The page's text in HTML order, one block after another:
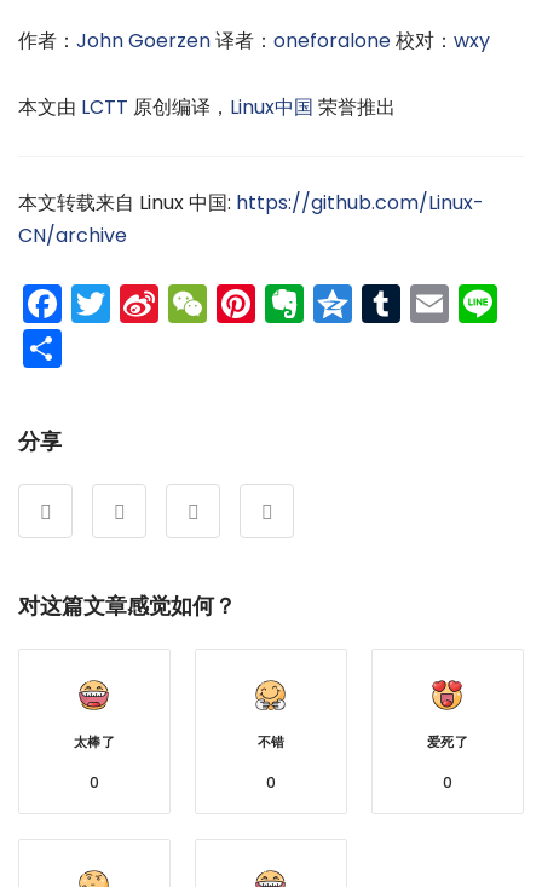
作者： John Goerzen译者： oneforalone校对： wxy
本文由 LCTT 原创编译， Linux中国 荣誉推出
本文转载来自 Linux 中国: https://github.com/Linux-
CN/archive
Facebook
Twitter
Sina
Weibo
WeChat
Pinterest
Evernote
Qzone
Tumblr
分享
对这篇文章感觉如何？
太棒了
0
不错
0
爱死了
0